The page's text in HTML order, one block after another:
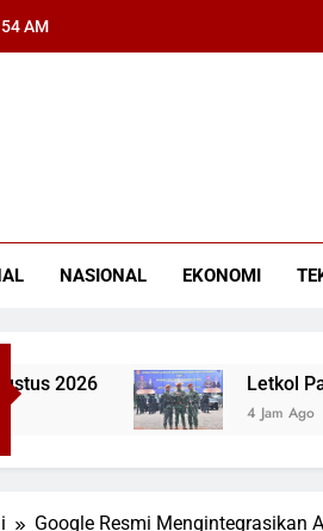
AM
NASIONAL EKONOMI
Letkol Pas
4 Jam Ago
Google Resmi Mengintegrasikan